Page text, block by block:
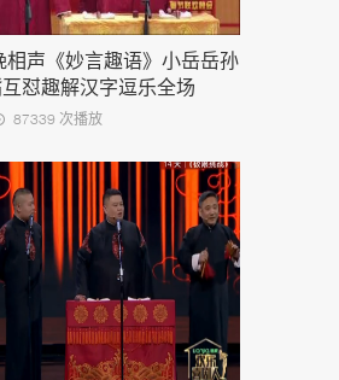
相声《妙言趣语》小岳岳孙
怼趣解汉字逗乐全场
87339 次播放